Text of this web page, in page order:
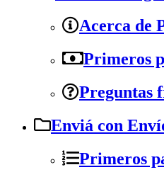
Acerca de
Primeros
Preguntas
Enviá con
Primeros